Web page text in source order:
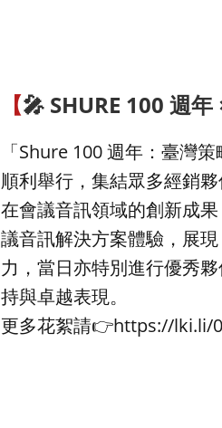
【🎤 SHURE 100 週
「Shure 100 週年：臺灣
順利舉行，集結眾多經銷
在會議音訊領域的創新成
議音訊解決方案體驗，展
力，當日亦特別進行優秀
持與卓越表現。
更多花絮請👉https://lki.li/